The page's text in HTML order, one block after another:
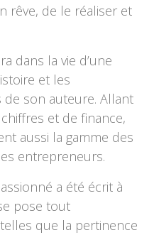
rêve, de le réaliser et
dans la vie d’une
et les
son auteure. Allant
et de finance,
aussi la gamme des
entrepreneurs.
a été écrit à
pose tout
que la pertinence